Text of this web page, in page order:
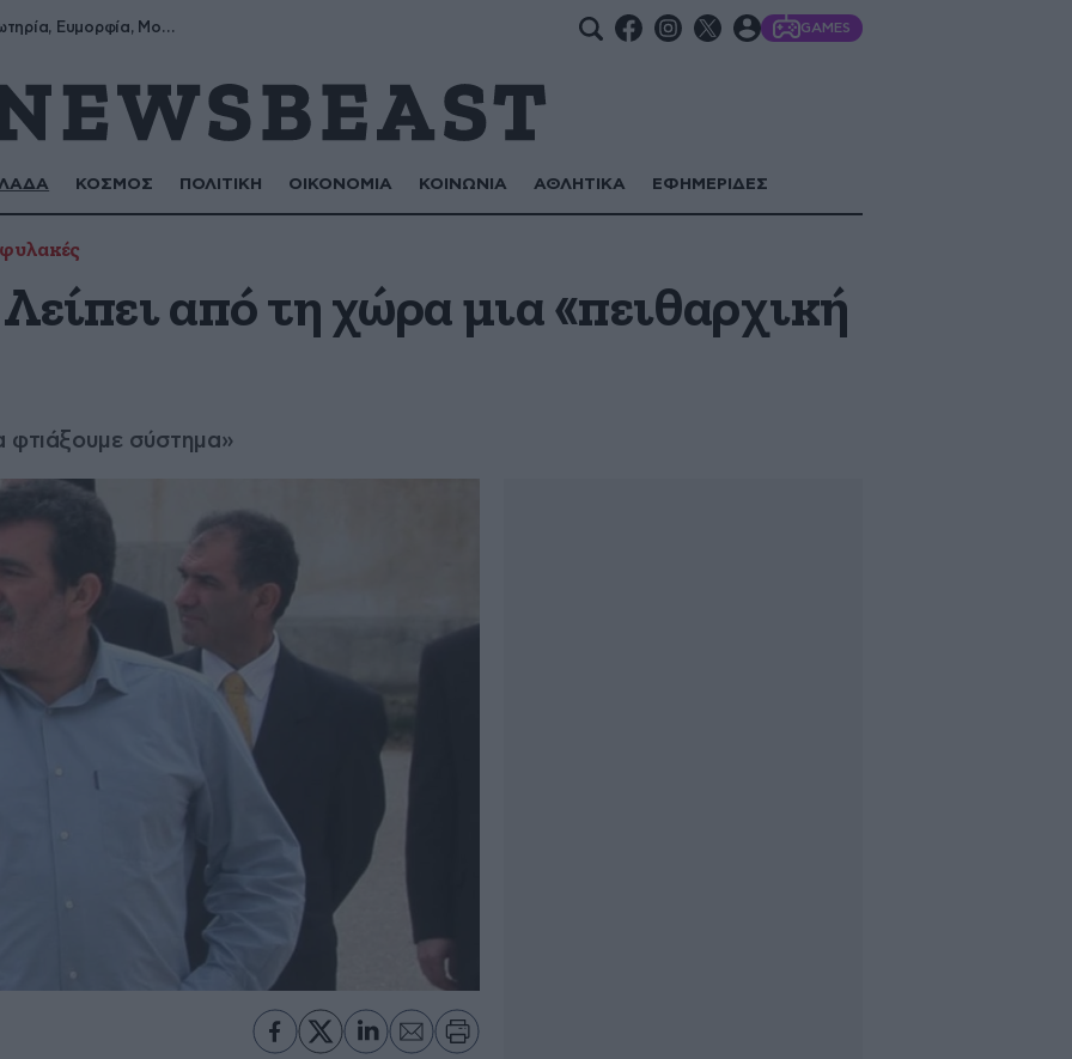
Σωτήρης, Σωτηρία, Ευμορφία, Μορφούλα GAMES
ΚΟΣΜΟΣ ΠΟΛΙΤΙΚΗ ΟΙΚΟΝΟΜΙΑ ΚΟΙΝΩΝΙΑ ΑΘΛΗΤΙΚΑ ΕΦΗΜΕΡΙΔΕΣ
από τη χώρα μια «πειθαρχική
φτιάξουμε σύστημα»